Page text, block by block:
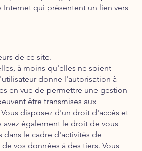
qui présentent un lien vers
de ce site.
à moins qu'elles ne soient
donne l'autorisation à
en vue de permettre une gestion
être transmises aux
disposez d'un droit d'accès et
également le droit de vous
le cadre d'activités de
vos données à des tiers. Vous